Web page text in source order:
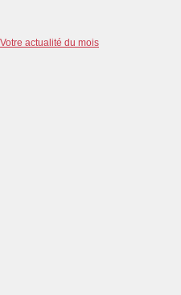
Votre actualité du mois